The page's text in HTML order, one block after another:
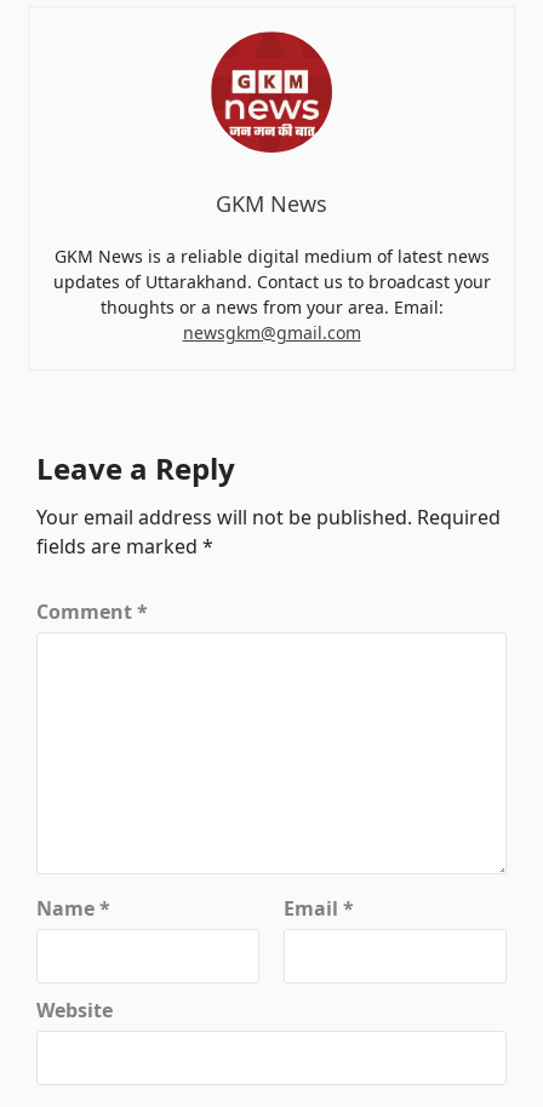
GKM News
GKM News is a reliable digital medium of latest news
updates of Uttarakhand. Contact us to broadcast your
thoughts or a news from your area. Email:
newsgkm@gmail.com
Leave a Reply
Your email address will not be published. Required
fields are marked*
Comment*
Name* Email *
Website